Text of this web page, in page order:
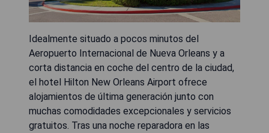
Idealmente situado a pocos minutos del
Aeropuerto Internacional de Nueva Orleans y a
corta distancia en coche del centro de la ciudad,
el hotel Hilton New Orleans Airport ofrece
alojamientos de última generación junto con
muchas comodidades excepcionales y servicios
gratuitos. Tras una noche reparadora en las